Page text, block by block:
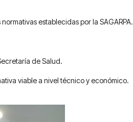
establecidas por la SAGARPA.
de Salud.
viable a nivel técnico y económico.